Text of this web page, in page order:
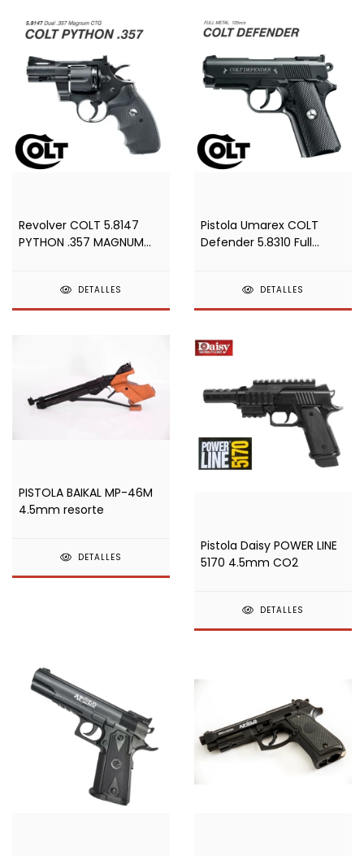
Revolver COLT 5.8147
PYTHON .357 MAGNUM
DETALLES
Pistola Umarex COLT
Defender 5.8310 Full
DETALLES
PISTOLA BAIKAL MP-46M
4.5mm resorte
DETALLES
Pistola Daisy POWER LINE
5170 4.5mm CO2
DETALLES